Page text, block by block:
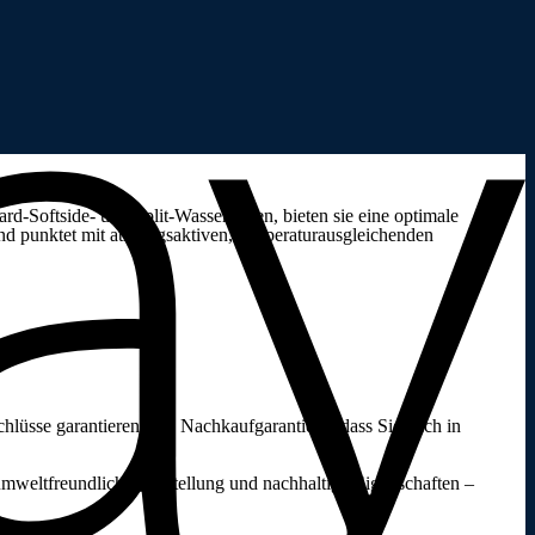
Softside- und Split-Wasserbetten, bieten sie eine optimale
punktet mit atmungsaktiven, temperaturausgleichenden
garantieren eine Nachkaufgarantie, sodass Sie auch in
Herstellung und nachhaltige Eigenschaften –